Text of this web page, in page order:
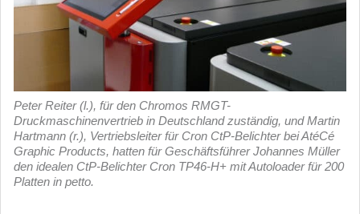
Peter Reiter (l.), für den Chromos RMGT-
Druckmaschinenvertrieb in Deutschland zuständig, und Martin
Hartmann (r.), Vertriebsleiter für Cron CtP-Belichter bei AtéCé
Graphic Products, hatten für Geschäftsführer Johannes Müller
den idealen CtP-Belichter Cron TP46-H+ mit Autoloader für 200
Platten in petto.